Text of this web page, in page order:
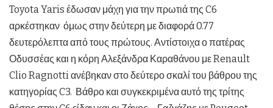
Toyota Yaris έδωσαν μάχη για την πρωτιά της C6
αρκέστηκαν όμως στην δεύτερη με διαφορά 0.77
δευτερόλεπτα από τους πρώτους. Αντίστοιχα ο πατέρας
Οδυσσέας και η κόρη Αλεξάνδρα Καραθάνου με Renault
Clio Ragnotti ανέβηκαν στο δεύτερο σκαλί του βάθρου της
κατηγορίας C3. Βάθρο και συγκεκριμένα αυτό της τρίτης